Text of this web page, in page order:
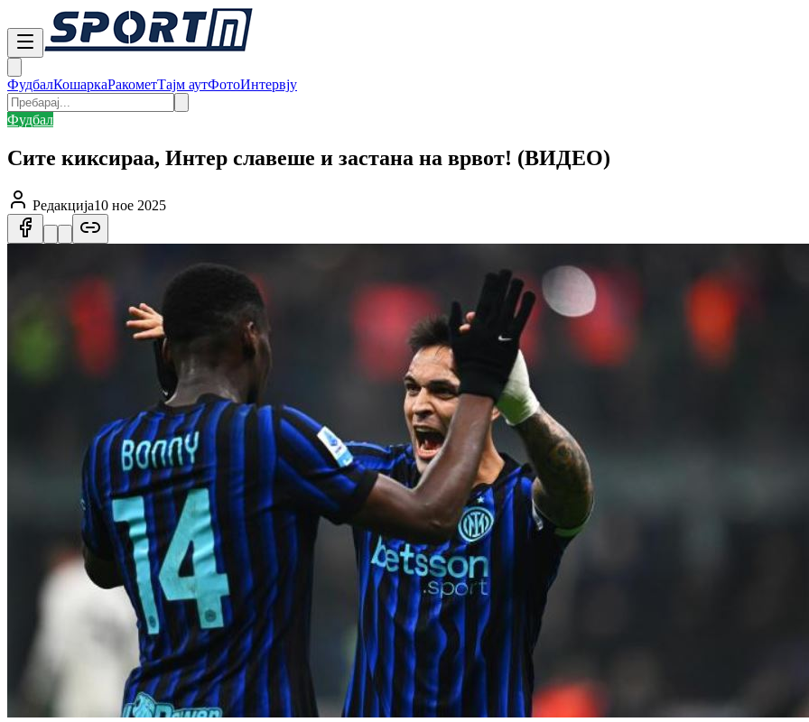
ФудбалКошаркаРакометТајм аутФотоИнтервју
Фудбал
Сите киксираа, Интер славеше и застана на врвот! (ВИДЕО)
Редакција10 ное 2025